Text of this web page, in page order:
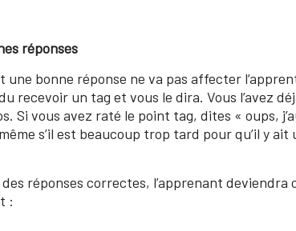
réponses
une bonne réponse ne va pas affecter
recevoir un tag et vous le dira. Vous l’avez
Si vous avez raté le point tag, dites « oups,
s’il est beaucoup trop tard pour qu’il y ait
réponses correctes, l’apprenant
: